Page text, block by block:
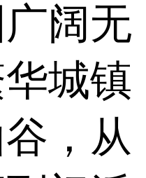
阔无
城镇
，从